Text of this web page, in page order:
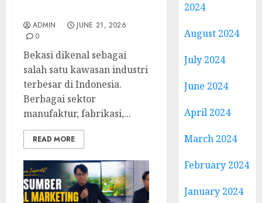
ADMIN
JUNE 21, 2026
0
Bekasi dikenal sebagai
salah satu kawasan industri
terbesar di Indonesia.
Berbagai sektor
manufaktur, fabrikasi,...
READ MORE
2024
August 2024
July 2024
June 2024
April 2024
March 2024
February 2024
January 2024